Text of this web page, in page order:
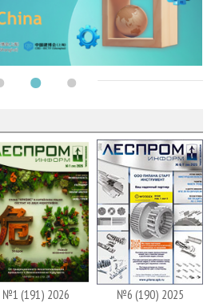
№1 (191) 2026 №6 (190) 2025